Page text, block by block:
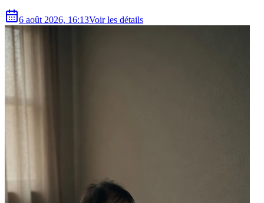
6 août 2026, 16:13Voir les détails